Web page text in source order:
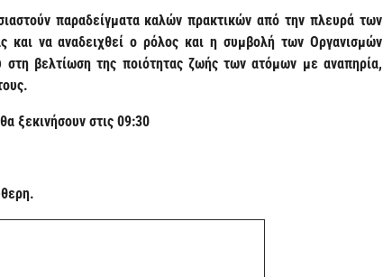
παραδείγματα καλών πρακτικών από την πλευρά των
και να αναδειχθεί ο ρόλος και η συμβολή των Οργανισμών
στη βελτίωση της ποιότητας ζωής των ατόμων με αναπηρία,
ξεκινήσουν στις 09:30